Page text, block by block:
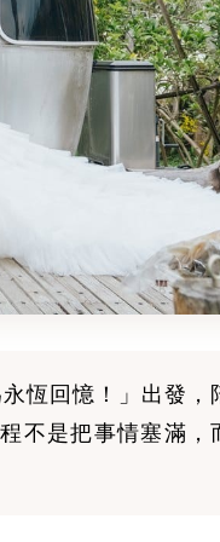
恆回憶！」出發，
不是把事情塞滿，